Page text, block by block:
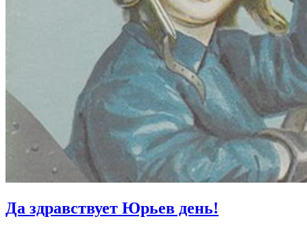
Да здравствует Юрьев день!